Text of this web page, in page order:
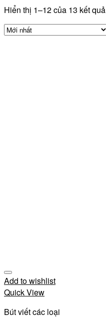
Hiển thị 1–12 của 13 kết quả
Add to wishlist
Quick View
Bút viết các loại